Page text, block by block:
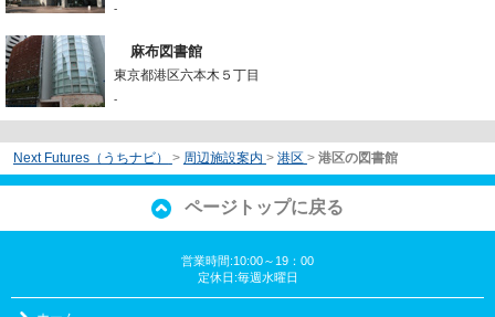
-
麻布図書館
東京都港区六本木５丁目
-
Next Futures（うちナビ） > 周辺施設案内 > 港区 > 港区の図書館
ページトップに戻る
営業時間:10:00～19：00
定休日:毎週水曜日